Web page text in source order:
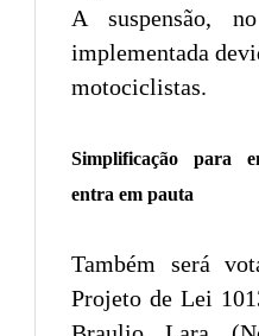
A suspensão,
implementada
motociclistas.
Simplificação para
entra em pauta
Também será
Projeto de Lei